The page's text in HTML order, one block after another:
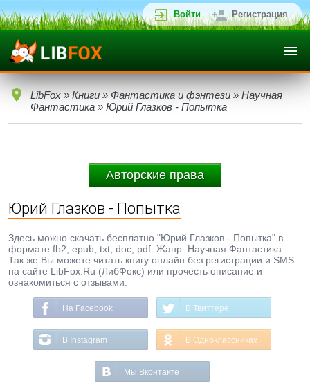
Войти Регистрация
LibFox » Книги » Фантастика и фэнтези » Научная
Фантастика » Юрий Глазков - Попытка
Авторские права
Юрий Глазков - Попытка
Здесь можно скачать бесплатно "Юрий Глазков - Попытка" в
формате fb2, epub, txt, doc, pdf. Жанр: Научная Фантастика.
Так же Вы можете читать книгу онлайн без регистрации и SMS
на сайте LibFox.Ru (ЛибФокс) или прочесть описание и
ознакомиться с отзывами.
На Facebook В Твиттере
В Instagram В Одноклассниках
Мы Вконтакте